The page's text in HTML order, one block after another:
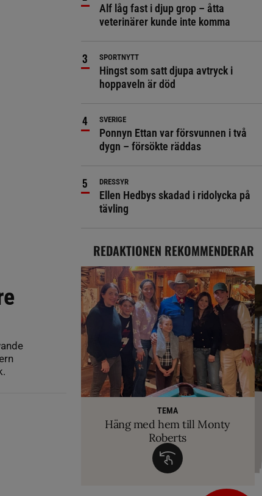
Alf låg fast i djup grop – åtta
veterinärer kunde inte komma
SPORTNYTT
Hingst som satt djupa avtryck i
hoppaveln är död
SVERIGE
Ponnyn Ettan var försvunnen i två
dygn – försökte räddas
DRESSYR
Ellen Hedbys skadad i ridolycka på
tävling
REDAKTIONEN REKOMMENDERAR
TEMA
Häng med hem till Monty
Roberts
VM-febern stiger – här är allt
inför Aachen
TEMA
Allt du behöver veta om fång
VETERINÄRT
Så märker du om din häst blivit
biten av huggorm
RIDSPORT PLAY
Ridsport Play: Grand Prix-tränaren
avslöjar sina knep – så blir hästen trygg överallt